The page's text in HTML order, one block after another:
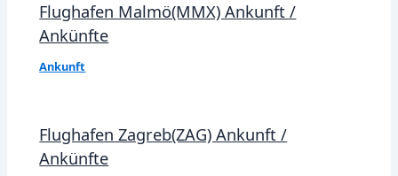
Flughafen Malmö(MMX) Ankunft /
Ankünfte
Ankunft
Flughafen Zagreb(ZAG) Ankunft /
Ankünfte